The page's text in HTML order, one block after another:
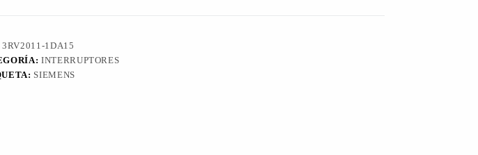
3RV2011-1DA15
INTERRUPTORES
SIEMENS